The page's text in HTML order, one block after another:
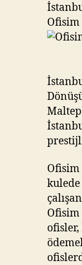
Ofisim
Ofisim
Ofisim
ofisler,